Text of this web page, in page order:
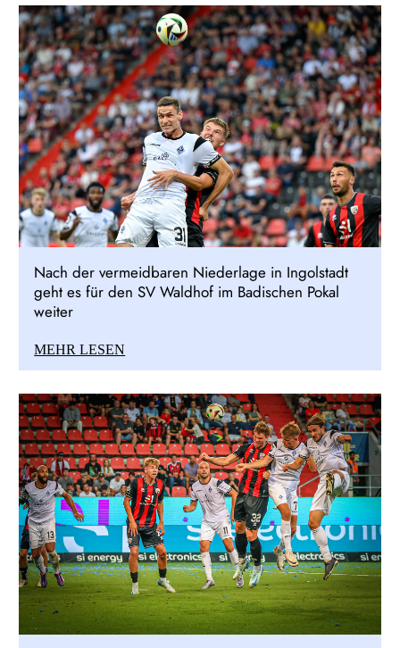
Nach der vermeidbaren Niederlage in Ingolstadt
geht es für den SV Waldhof im Badischen Pokal
weiter
MEHR LESEN